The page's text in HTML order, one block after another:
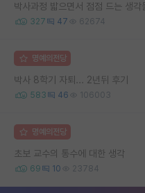
박사과정 밟으면서 점점 드는 생각
327 47 62674
명예의전당
박사 8학기 자퇴... 2년뒤 후기
583 46 106003
명예의전당
초보 교수의 통수에 대한 생각
69 10 23784